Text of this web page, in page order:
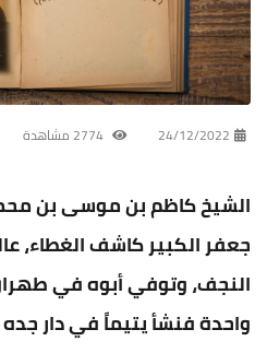
24/12/2022
الشيخ كاظم بن موسى بن
جعفر الكبير كاشف الغطاء،
النجف، وتوفي أبوه في
واحدة فنشأ يتيماً في دار